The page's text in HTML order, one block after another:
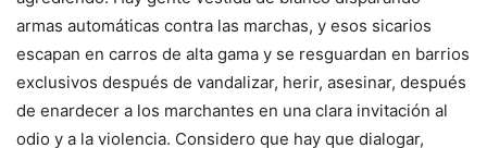
armas automáticas contra las marchas, y esos sicarios
escapan en carros de alta gama y se resguardan en barrios
exclusivos después de vandalizar, herir, asesinar, después
de enardecer a los marchantes en una clara invitación al
odio y a la violencia. Considero que hay que dialogar,